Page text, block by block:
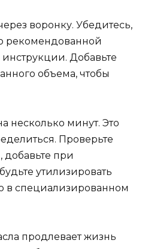
воронку. Убедитесь,
рекомендованной
инструкции. Добавьте
объема, чтобы
несколько минут. Это
Проверьте
при
утилизировать
в специализированном
продлевает жизнь